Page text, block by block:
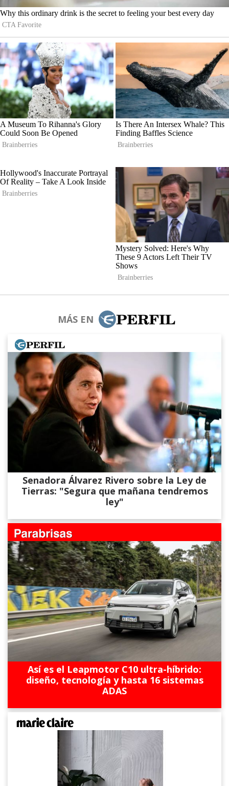
MÁS EN
Senadora Álvarez​ Rivero sobre la Ley de
Tierras: "Segura que mañana tendremos
ley"
Así es el Leapmotor C10 ultra-híbrido:
diseño, tecnología y hasta 16 sistemas
ADAS